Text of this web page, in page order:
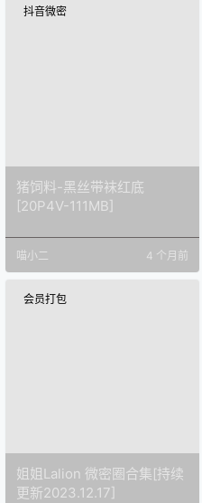
抖音微密
猪饲料-黑丝带袜红底
[20P4V-111MB]
喵小二 4 个月前
会员打包
姐姐Lalion 微密圈合集[持续
更新2023.12.17]